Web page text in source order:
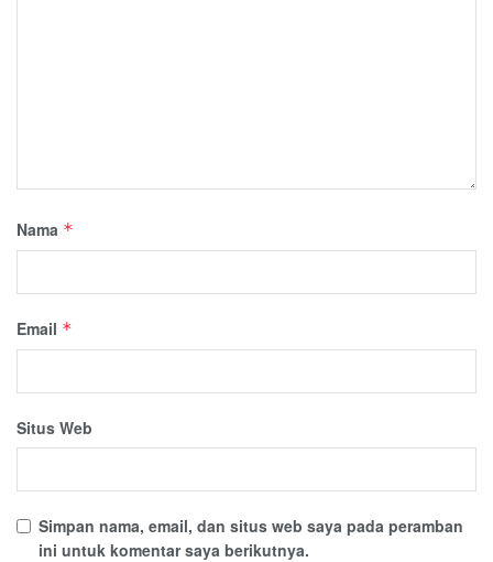
Nama *
Email *
Situs Web
Simpan nama, email, dan situs web saya pada peramban
ini untuk komentar saya berikutnya.